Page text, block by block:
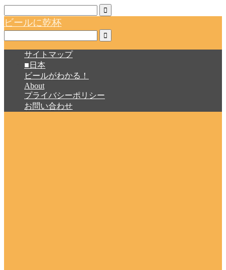
ビールに乾杯
サイトマップ
■日本
ビールがわかる！
About
プライバシーポリシー
お問い合わせ